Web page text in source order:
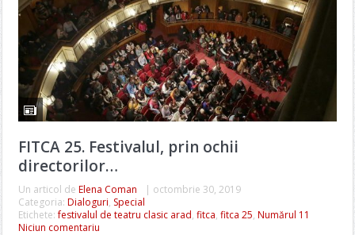
FITCA 25. Festivalul, prin ochii
directorilor…
Un articol de Elena Coman | octombrie 30, 2019
Categoria: Dialoguri, Special
Etichete:festivalul de teatru clasic arad, fitca, fitca 25, Numărul 11
Niciun comentariu